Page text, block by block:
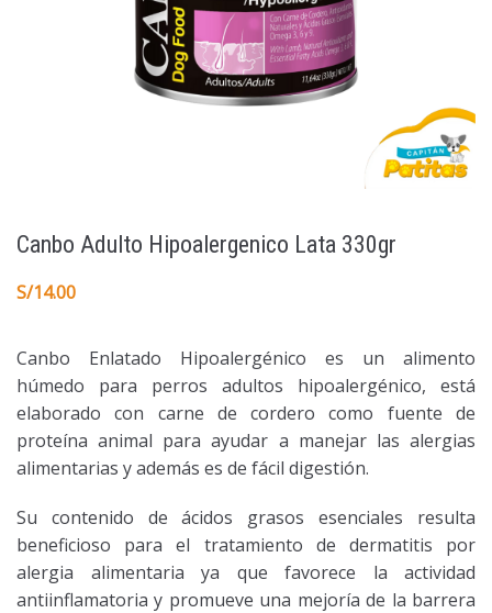
Canbo Adulto Hipoalergenico Lata 330gr
S/14.00
Canbo Enlatado Hipoalergénico es un alimento
húmedo para perros adultos hipoalergénico, está
elaborado con carne de cordero como fuente de
proteína animal para ayudar a manejar las alergias
alimentarias y además es de fácil digestión.
Su contenido de ácidos grasos esenciales resulta
beneficioso para el tratamiento de dermatitis por
alergia alimentaria ya que favorece la actividad
antiinflamatoria y promueve una mejoría de la barrera